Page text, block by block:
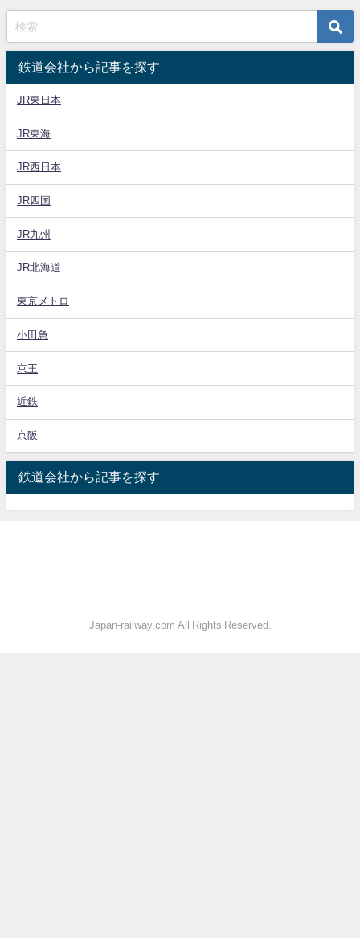
鉄道会社から記事を探す
JR東日本
JR東海
JR西日本
JR四国
JR九州
JR北海道
東京メトロ
小田急
京王
近鉄
京阪
鉄道会社から記事を探す
Japan-railway.com All Rights Reserved.